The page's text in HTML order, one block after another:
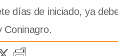
días de iniciado, ya
Coninagro.